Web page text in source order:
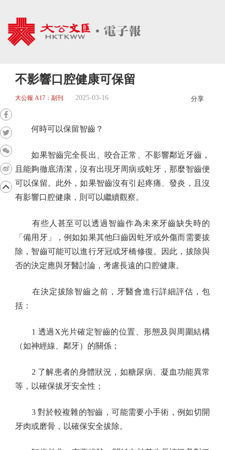
不影響口腔健康可保留
大公報 A17：副刊 2025-03-16 分享
何時可以保留智齒？
如果智齒完全長出、咬合正常、不影響鄰近牙齒，
且能夠徹底清潔，沒有出現牙周病或蛀牙，那麼智齒便
可以保留。此外，如果智齒沒有引起疼痛、發炎，且沒
有影響口腔健康，則可以繼續觀察。
有些人甚至可以透過智齒作為未來牙齒缺失時的
「備用牙」，例如如果其他臼齒因蛀牙或外傷而需要拔
除，智齒可能可以進行牙冠或牙橋修復。因此，拔除與
否的決定應與牙醫討論，考慮長遠的口腔健康。
在決定拔除智齒之前，牙醫會進行詳細評估，包
括：
1 透過X光片確定智齒的位置、形態及與周圍結構
（如神經線、鄰牙）的關係；
2 了解患者的身體狀況，如糖尿病、凝血功能異常
等，以確保拔牙安全性；
3 對於較複雜的智齒，可能需要小手術，例如切開
牙肉或磨骨，以確保安全拔除。